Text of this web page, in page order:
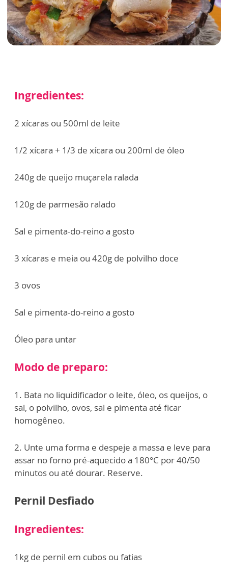
Ingredientes:
2 xícaras ou 500ml de leite
1/2 xícara + 1/3 de xícara ou 200ml de óleo
240g de queijo muçarela ralada
120g de parmesão ralado
Sal e pimenta-do-reino a gosto
3 xícaras e meia ou 420g de polvilho doce
3 ovos
Sal e pimenta-do-reino a gosto
Óleo para untar
Modo de preparo:
1. Bata no liquidificador o leite, óleo, os queijos, o
sal, o polvilho, ovos, sal e pimenta até ficar
homogêneo.
2. Unte uma forma e despeje a massa e leve para
assar no forno pré-aquecido a 180°C por 40/50
minutos ou até dourar. Reserve.
Pernil Desfiado
Ingredientes:
1kg de pernil em cubos ou fatias